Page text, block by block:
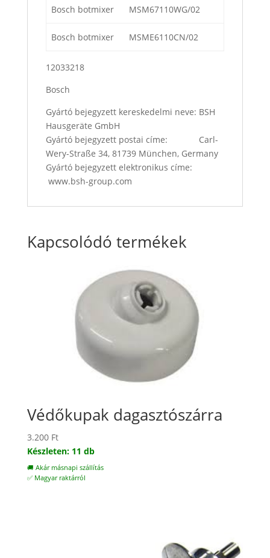
Bosch botmixer MSM67110WG/02
Bosch botmixer MSME6110CN/02
12033218
Bosch
Gyártó bejegyzett kereskedelmi neve: BSH
Hausgeräte GmbH
Gyártó bejegyzett postai címe: Carl-
Wery-Straße 34, 81739 München, Germany
Gyártó bejegyzett elektronikus címe:
www.bsh-group.com
Kapcsolódó termékek
Védőkupak dagasztószárra
3.200 Ft
Készleten: 11 db
🚚 Akár másnapi szállítás
✅ Magyar raktárról